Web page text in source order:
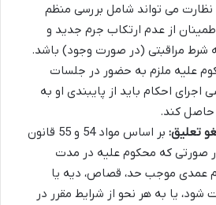
نظارت می تواند شامل بررسی منظم
از عدم ارتکاب جرم جدید و
شرط مراقبتی (در صورت وجود) باشد.
علیه ملزم به حضور در جلسات
اجرای احکام باید از پایبندی او به
حاصل کند.
تعلیق:
بر اساس مواد 54 و 55 قانون
صورتی که محکوم علیه در مدت
عمدی موجب حد، قصاص، دیه یا
شود، یا به هر نحو از شرایط مقرر در